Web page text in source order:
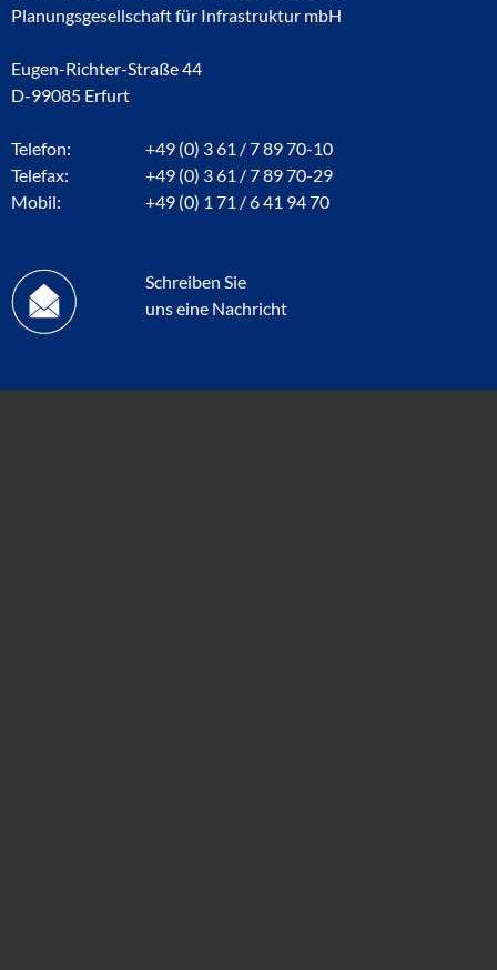
Planungsgesellschaft für Infrastruktur mbH
Eugen-Richter-Straße 44
D-99085 Erfurt
Telefon:
+49 (0) 3 61 / 7 89 70-10
Telefax:
+49 (0) 3 61 / 7 89 70-29
Mobil:
+49 (0) 1 71 / 6 41 94 70
Schreiben Sie
uns eine Nachricht